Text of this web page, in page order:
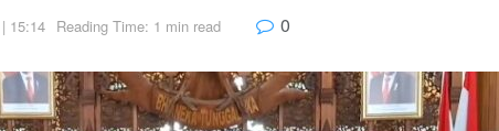
15:14 Reading Time: 1 min read 0